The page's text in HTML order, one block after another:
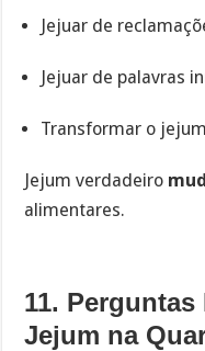
Jejuar de
Jejuar de palavras
Transformar o
Jejum verdadeiro
alimentares.
11.
Jejum na